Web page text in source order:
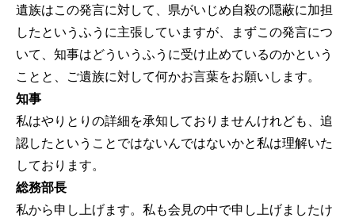
遺族はこの発言に対して、県がいじめ自殺の隠蔽に加担
したというふうに主張していますが、まずこの発言につ
いて、知事はどういうふうに受け止めているのかという
ことと、ご遺族に対して何かお言葉をお願いします。
知事
私はやりとりの詳細を承知しておりませんけれども、追
認したということではないんではないかと私は理解いた
しております。
総務部長
私から申し上げます。私も会見の中で申し上げましたけ